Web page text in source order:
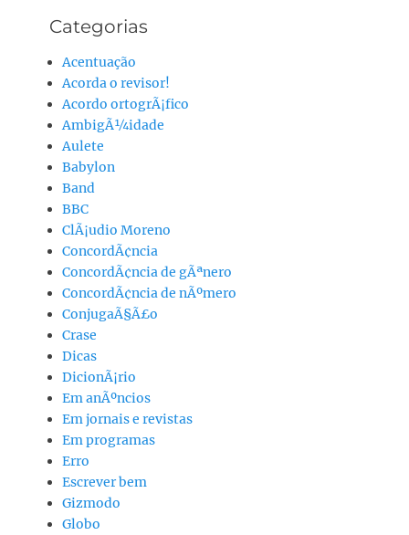
Categorias
Acentuação
Acorda o revisor!
Acordo ortogrÃ¡fico
AmbigÃ¼idade
Aulete
Babylon
Band
BBC
ClÃ¡udio Moreno
ConcordÃ¢ncia
ConcordÃ¢ncia de gÃªnero
ConcordÃ¢ncia de nÃºmero
ConjugaÃ§Ã£o
Crase
Dicas
DicionÃ¡rio
Em anÃºncios
Em jornais e revistas
Em programas
Erro
Escrever bem
Gizmodo
Globo